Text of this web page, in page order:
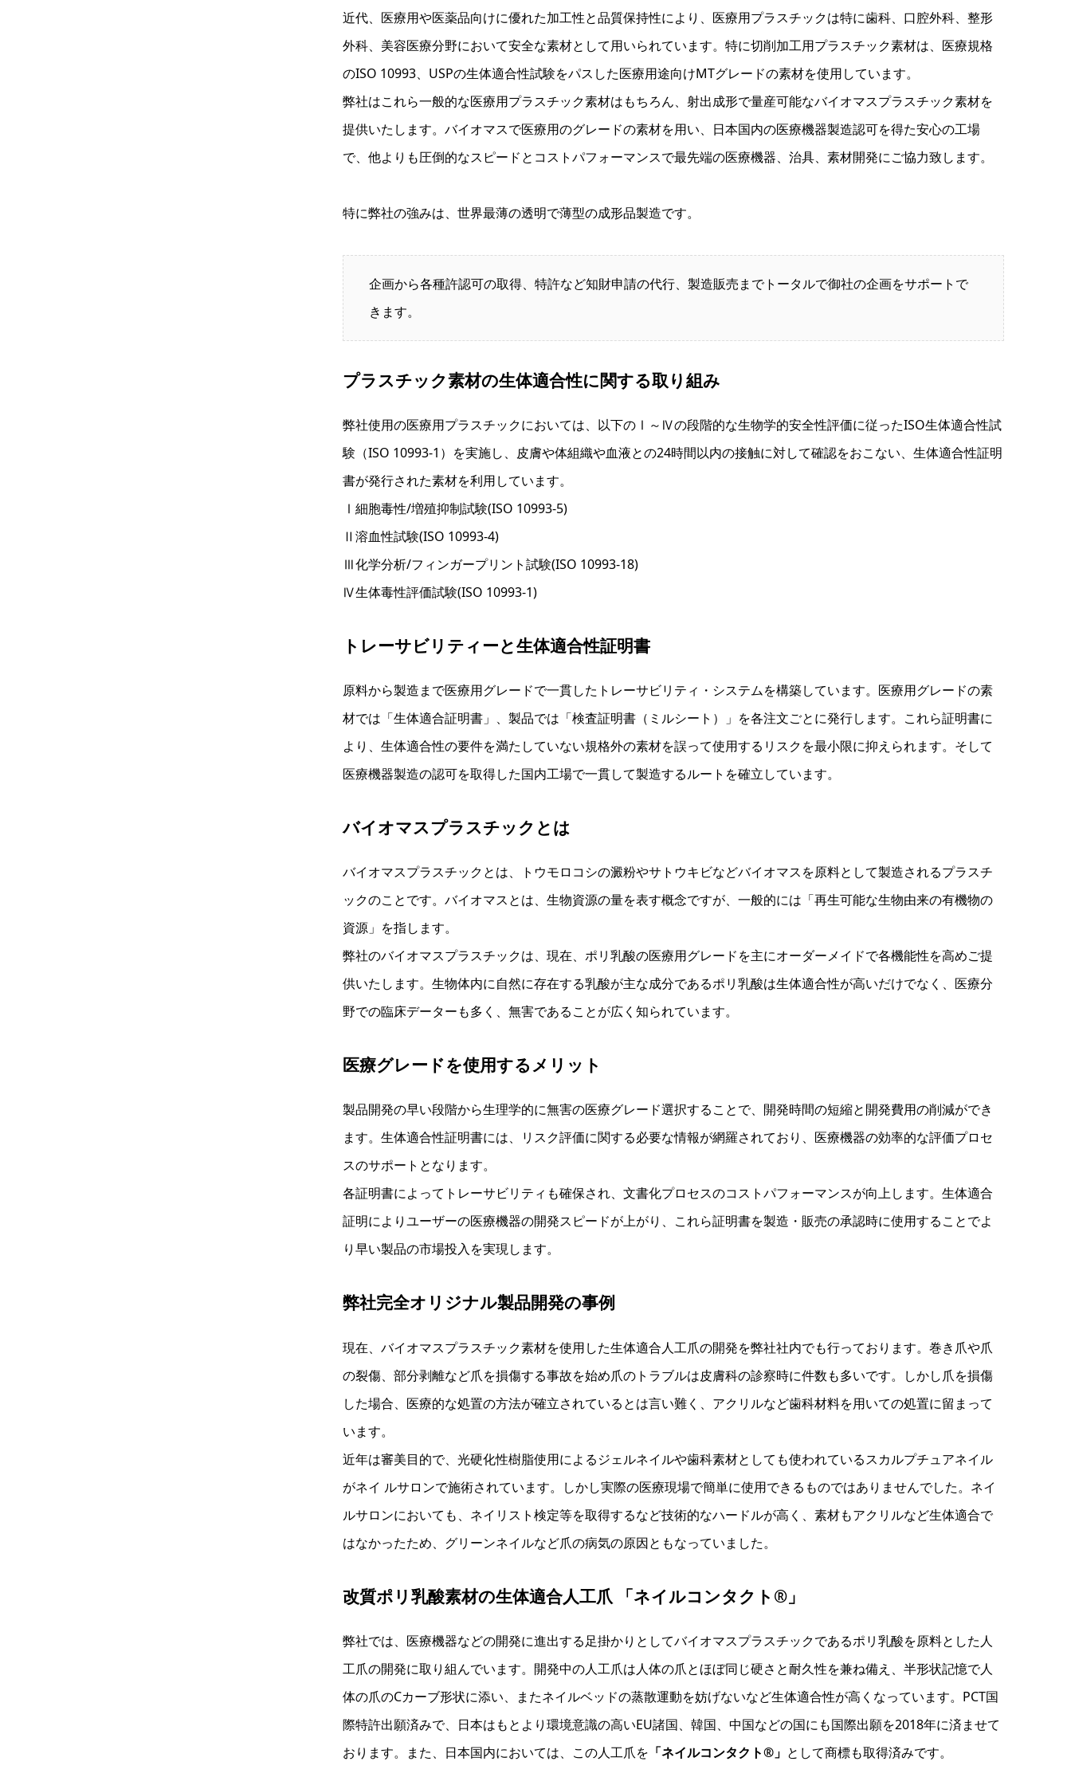
近代、医療用や医薬品向けに優れた加工性と品質保持性により、医療用プラスチックは特に歯科、口腔外科、整形
外科、美容医療分野において安全な素材として用いられています。特に切削加工用プラスチック素材は、医療規格
のISO 10993、USPの生体適合性試験をパスした医療用途向けMTグレードの素材を使用しています。
弊社はこれら一般的な医療用プラスチック素材はもちろん、射出成形で量産可能なバイオマスプラスチック素材を
提供いたします。バイオマスで医療用のグレードの素材を用い、日本国内の医療機器製造認可を得た安心の工場
で、他よりも圧倒的なスピードとコストパフォーマンスで最先端の医療機器、治具、素材開発にご協力致します。
特に弊社の強みは、世界最薄の透明で薄型の成形品製造です。
企画から各種許認可の取得、特許など知財申請の代行、製造販売までトータルで御社の企画をサポートで
きます。
プラスチック素材の生体適合性に関する取り組み
弊社使用の医療用プラスチックにおいては、以下のⅠ～Ⅳの段階的な生物学的安全性評価に従ったISO生体適合性試
験（ISO 10993-1）を実施し、皮膚や体組織や血液との24時間以内の接触に対して確認をおこない、生体適合性証明
書が発行された素材を利用しています。
Ⅰ細胞毒性/増殖抑制試験(ISO 10993-5)
Ⅱ溶血性試験(ISO 10993-4)
Ⅲ化学分析/フィンガープリント試験(ISO 10993-18)
Ⅳ生体毒性評価試験(ISO 10993-1)
トレーサビリティーと生体適合性証明書
原料から製造まで医療用グレードで一貫したトレーサビリティ・システムを構築しています。医療用グレードの素
材では「生体適合証明書」、製品では「検査証明書（ミルシート）」を各注文ごとに発行します。これら証明書に
より、生体適合性の要件を満たしていない規格外の素材を誤って使用するリスクを最小限に抑えられます。そして
医療機器製造の認可を取得した国内工場で一貫して製造するルートを確立しています。
バイオマスプラスチックとは
バイオマスプラスチックとは、トウモロコシの澱粉やサトウキビなどバイオマスを原料として製造されるプラスチ
ックのことです。バイオマスとは、生物資源の量を表す概念ですが、一般的には「再生可能な生物由来の有機物の
資源」を指します。
弊社のバイオマスプラスチックは、現在、ポリ乳酸の医療用グレードを主にオーダーメイドで各機能性を高めご提
供いたします。生物体内に自然に存在する乳酸が主な成分であるポリ乳酸は生体適合性が高いだけでなく、医療分
野での臨床データーも多く、無害であることが広く知られています。
医療グレードを使用するメリット
製品開発の早い段階から生理学的に無害の医療グレード選択することで、開発時間の短縮と開発費用の削減ができ
ます。生体適合性証明書には、リスク評価に関する必要な情報が網羅されており、医療機器の効率的な評価プロセ
スのサポートとなります。
各証明書によってトレーサビリティも確保され、文書化プロセスのコストパフォーマンスが向上します。生体適合
証明によりユーザーの医療機器の開発スピードが上がり、これら証明書を製造・販売の承認時に使用することでよ
り早い製品の市場投入を実現します。
弊社完全オリジナル製品開発の事例
現在、バイオマスプラスチック素材を使用した生体適合人工爪の開発を弊社社内でも行っております。巻き爪や爪
の裂傷、部分剥離など爪を損傷する事故を始め爪のトラブルは皮膚科の診察時に件数も多いです。しかし爪を損傷
した場合、医療的な処置の方法が確立されているとは言い難く、アクリルなど歯科材料を用いての処置に留まって
います。
近年は審美目的で、光硬化性樹脂使用によるジェルネイルや歯科素材としても使われているスカルプチュアネイル
がネイ ルサロンで施術されています。しかし実際の医療現場で簡単に使用できるものではありませんでした。ネイ
ルサロンにおいても、ネイリスト検定等を取得するなど技術的なハードルが高く、素材もアクリルなど生体適合で
はなかったため、グリーンネイルなど爪の病気の原因ともなっていました。
改質ポリ乳酸素材の生体適合人工爪 「ネイルコンタクト®」
弊社では、医療機器などの開発に進出する足掛かりとしてバイオマスプラスチックであるポリ乳酸を原料とした人
工爪の開発に取り組んでいます。開発中の人工爪は人体の爪とほぼ同じ硬さと耐久性を兼ね備え、半形状記憶で人
体の爪のCカーブ形状に添い、またネイルベッドの蒸散運動を妨げないなど生体適合性が高くなっています。PCT国
際特許出願済みで、日本はもとより環境意識の高いEU諸国、韓国、中国などの国にも国際出願を2018年に済ませて
おります。また、日本国内においては、この人工爪を 「ネイルコンタクト®」 として商標も取得済みです。